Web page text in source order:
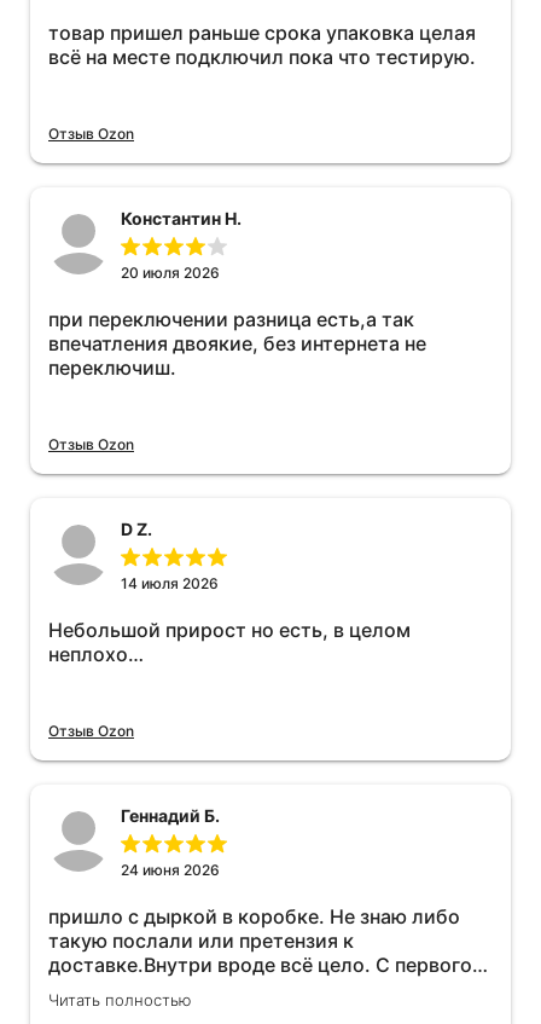
товар пришел раньше срока упаковка целая
всё на месте подключил пока что тестирую.
Отзыв Ozon
Константин Н.
20 июля 2026
при переключении разница есть,а так
впечатления двоякие, без интернета не
переключиш.
Отзыв Ozon
D Z.
14 июля 2026
Небольшой прирост но есть, в целом
неплохо…
Отзыв Ozon
Геннадий Б.
24 июня 2026
пришло с дыркой в коробке. Не знаю либо
такую послали или претензия к
доставке.Внутри вроде всё цело. С первого
раза установить не получается не знаю
может интернет дурит. Четыре звёзды за
Читать полностью